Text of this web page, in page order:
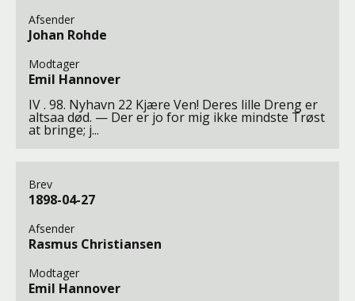
Afsender
Johan Rohde
Modtager
Emil Hannover
IV . 98. Nyhavn 22 Kjære Ven! Deres lille Dreng er
altsaa død. — Der er jo for mig ikke mindste Trøst
at bringe; j...
Brev
1898-04-27
Afsender
Rasmus Christiansen
Modtager
Emil Hannover